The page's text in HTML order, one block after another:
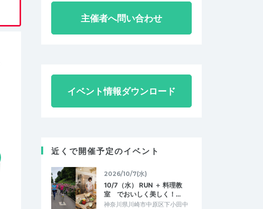
主催者へ問い合わせ
イベント情報ダウンロード
近くで開催予定のイベント
2026/10/7(水)
10/7（水） RUN ＋ 料理教
室 でおいしく美しく！…
神奈川県川崎市中原区下小田中